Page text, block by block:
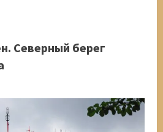
Северный берег